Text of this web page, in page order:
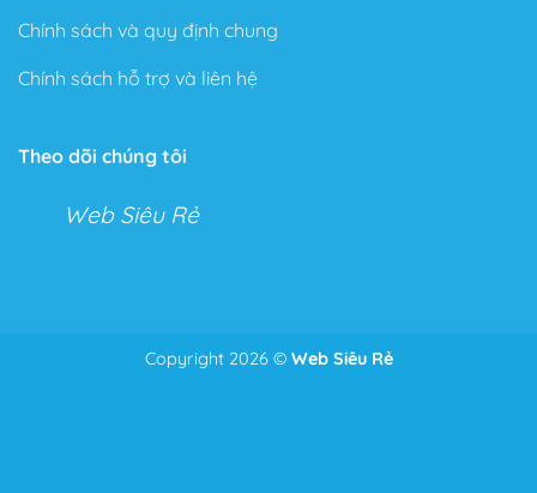
Chính sách và quy định chung
Chính sách hỗ trợ và liên hệ
Theo dõi chúng tôi
Web Siêu Rẻ
Copyright 2026 © Web Siêu Rẻ